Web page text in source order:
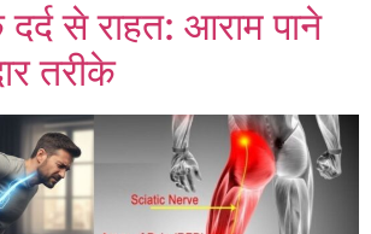
से राहत: आराम पाने
तरीके